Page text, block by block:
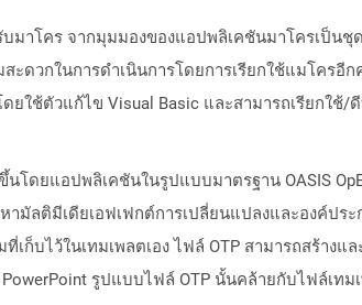
มาโคร จากมุมมองของแอปพลิเคชันมาโครเป็น
ดวกในการดำเนินการโดยการเรียกใช้แมโครอี
ยใช้ตัวแก้ไข Visual Basic และสามารถเรียกใช้
นโดยแอปพลิเคชันในรูปแบบมาตรฐาน OASIS
มัลติมีเดียเอฟเฟกต์การเปลี่ยนแปลงและองค์ปร
เก็บไว้ในเทมเพลตเอง ไฟล์ OTP สามารถสร้า
รูปแบบไฟล์ OTP นั้นคล้ายกับไฟล์เทม